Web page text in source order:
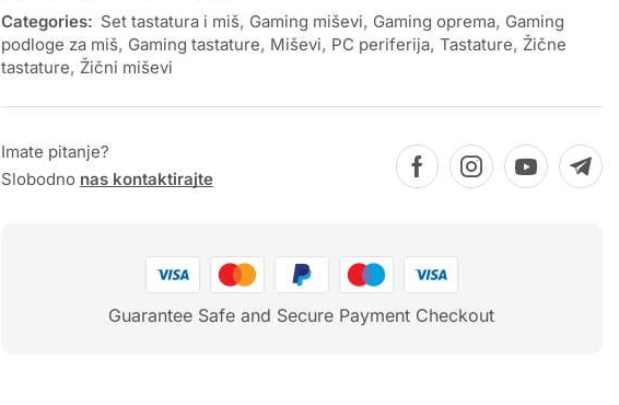
Categories: Set tastatura i miš, Gaming miševi, Gaming oprema, Gaming
podloge za miš, Gaming tastature, Miševi, PC periferija, Tastature, Žične
tastature, Žični miševi
Imate pitanje?
Slobodno nas kontaktirajte
Guarantee Safe and Secure Payment Checkout